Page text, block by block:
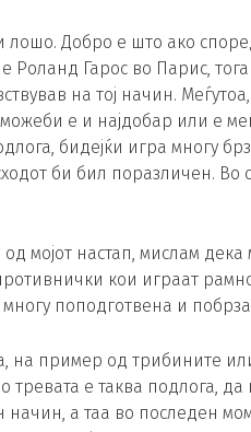
лошо. Добро е што ако
Роланд Гарос во Парис,
на тој начин.
е и најдобар или е
бидејќи игра многу
би бил поразличен. Во
мојот настап, мислам
кои играат
поподготвена и
на пример од трибините
е таква подлога,
начин, а таа во последен